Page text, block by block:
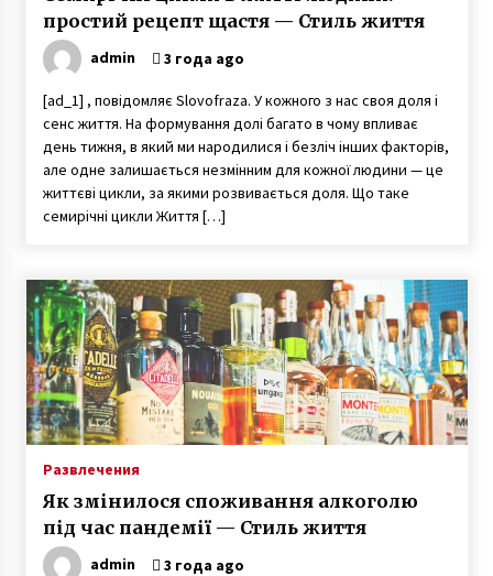
простий рецепт щастя — Стиль життя
admin 3 года ago
[ad_1] , повідомляє Slovofraza. У кожного з нас своя доля і
сенс життя. На формування долі багато в чому впливає
день тижня, в який ми народилися і безліч інших факторів,
але одне залишається незмінним для кожної людини — це
життєві цикли, за якими розвивається доля. Що таке
семирічні цикли Життя […]
Развлечения
Як змінилося споживання алкоголю
під час пандемії — Стиль життя
admin 3 года ago